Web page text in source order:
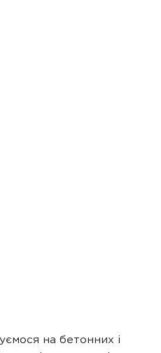
на бетонних і